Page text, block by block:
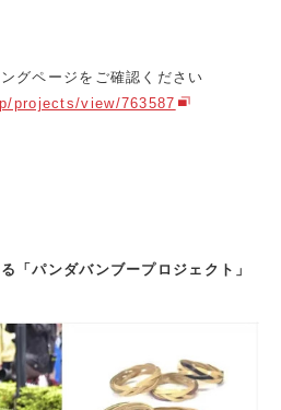
グページをご確認ください
projects/view/763587
「パンダバンブープロジェクト」